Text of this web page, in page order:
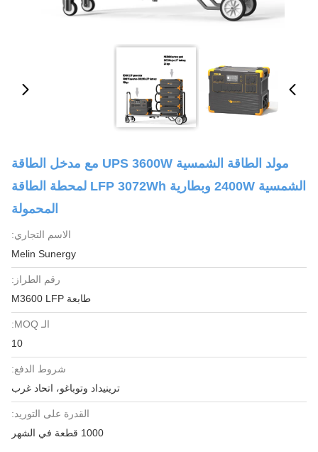
مولد الطاقة الشمسية UPS 3600W مع مدخل الطاقة
الشمسية 2400W وبطارية LFP 3072Wh لمحطة الطاقة
المحمولة
الاسم التجاري:
Melin Sunergy
رقم الطراز:
طابعة M3600 LFP
الـ MOQ:
10
شروط الدفع:
ترينيداد وتوباغو، اتحاد غرب
القدرة على التوريد:
1000 قطعة في الشهر